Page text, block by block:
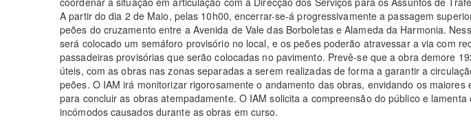
A partir do dia 2 de Maio, pelas 10h00, encerrar-se-á progressivamente a passagem
peões do cruzamento entre a Avenida de Vale das Borboletas e Alameda da Harmonia.
será colocado um semáforo provisório no local, e os peões poderão atravessar a via com
passadeiras provisórias que serão colocadas no pavimento. Prevê-se que a obra demore
úteis, com as obras nas zonas separadas a serem realizadas de forma a garantir a
peões. O IAM irá monitorizar rigorosamente o andamento das obras, envidando os maiores
para concluir as obras atempadamente. O IAM solicita a compreensão do público e lamenta
incómodos causados durante as obras em curso.